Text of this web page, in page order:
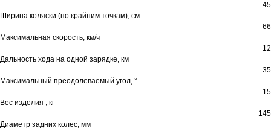
45
Ширина коляски (по крайним точкам), см
66
Максимальная скорость, км/ч
12
Дальность хода на одной зарядке, км
35
Максимальный преодолеваемый угол, °
15
Вес изделия , кг
145
Диаметр задних колес, мм